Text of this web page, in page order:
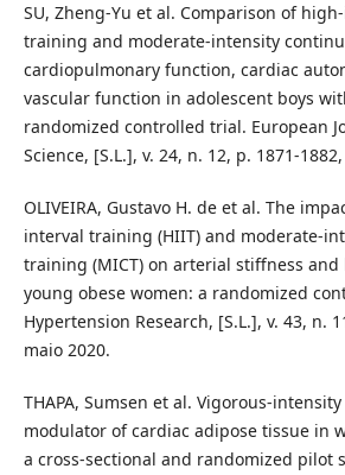
SU, Zheng‐Yu et al. Comparison of
training and moderate‐intensity
cardiopulmonary function, cardiac
vascular function in adolescent boys
randomized controlled trial. European
Science, [S.L.], v. 24, n. 12, p. 1871-
OLIVEIRA, Gustavo H. de et al. The
interval training (HIIT) and moderate-
training (MICT) on arterial stiffness
young obese women: a randomized
Hypertension Research, [S.L.], v. 43, n.
maio 2020.
THAPA, Sumsen et al. Vigorous-
modulator of cardiac adipose tissue in
a cross-sectional and randomized pilot